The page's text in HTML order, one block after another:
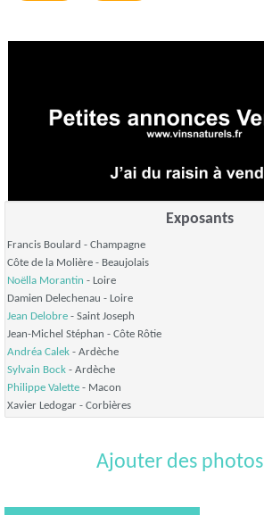
Exposants
Francis Boulard - Champagne
Côte de la Molière - Beaujolais
Noëlla Morantin - Loire
Damien Delechenau - Loire
Jean Delobre - Saint Joseph
Jean-Michel Stéphan - Côte Rôtie
Andréa Calek - Ardèche
Sylvain Bock - Ardèche
Philippe Valette - Macon
Xavier Ledogar - Corbières
Ajouter des photos